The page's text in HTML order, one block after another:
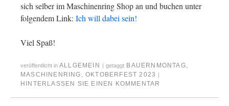
sich selber im Maschinenring Shop an und buchen unter
folgendem Link: Ich will dabei sein!
Viel Spaß!
veröffentlicht in ALLGEMEIN getaggt BAUERNMONTAG,
MASCHINENRING ,OKTOBERFEST 2023
HINTERLASSEN SIE EINEN KOMMENTAR